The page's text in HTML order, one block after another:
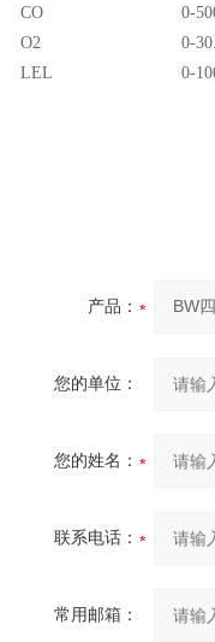
CO
0-
O2
0-
LEL
0-
产品：
您的单位：
您的姓名：
联系电话：
常用邮箱：